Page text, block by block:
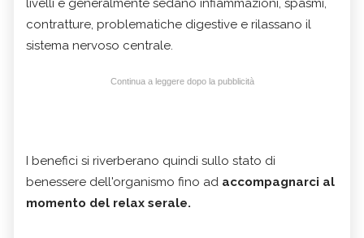
livelli e generalmente sedano infiammazioni, spasmi,
contratture, problematiche digestive e rilassano il
sistema nervoso centrale.
Continua a leggere dopo la pubblicità
I benefici si riverberano quindi sullo stato di
benessere dell'organismo fino ad accompagnarci al
momento del relax serale.